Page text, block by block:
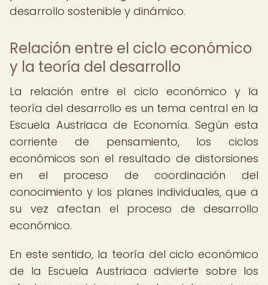
desarrollo sostenible y dinámico.
Relación entre el ciclo económico
y la teoría del desarrollo
La relación entre el ciclo económico y la
teoría del desarrollo es un tema central en la
Escuela Austriaca de Economía. Según esta
corriente de pensamiento, los ciclos
económicos son el resultado de distorsiones
en el proceso de coordinación del
conocimiento y los planes individuales, que a
su vez afectan el proceso de desarrollo
económico.
En este sentido, la teoría del ciclo económico
de la Escuela Austriaca advierte sobre los